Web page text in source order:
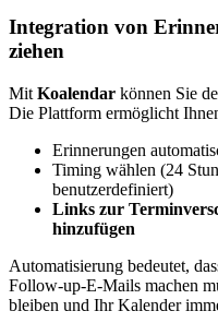
Integration von
ziehen
Mit Koalendar können Sie
Die Plattform ermöglicht
Erinnerungen
Timing wählen (24
benutzerdefiniert)
Links zur
hinzufügen
Automatisierung bedeutet,
Follow-up-E-Mails machen
bleiben und Ihr Kalender